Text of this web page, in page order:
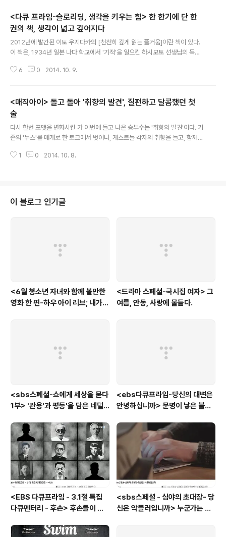
<다큐 프라임-슬로리딩, 생각을 키우는 힘> 한 한기에 단 한
권의 책, 생각이 넓고 깊어지다
2012년에 발간된 이토 우지다카의 [천천히 깊게 읽는 즐거움]이란 책이 있다.
이 책은, 1934년 일본 나다 학교에서 '기적'을 일으킨 하시모토 선생님의 독서
공이 되어 책을 읽는 방법으로, 3년 간 단 한권의 책을 읽는 독서법을 택한다. 그
설 은수저를 읽어내려가고, 학생들은 책을 천천히 따라 읽어가며, 그 내용과 거
기에 나오는 단어들을 추적하며 때론 샛길로 빠져들며, 철저하게 음미하게 자신
의 것으로 만들어 간다. (사진; spicy curry님 블로그) 그리고 올해 3월 새로
운..
6 0 2014. 10. 9.
<매직아이> 돌고 돌아 '취향의 발견', 질펀하고 달콤했던 첫
술
다시 한번 포맷을 변화시킨 가 이번에 들고 나온 승부수는 '취향의 발견'이다. 기
존의 '뉴스'를 매개로 한 토크에서 벗어나, 게스트들 각자의 취향을 들고, 함께
견'을 발견해줄 게스트로, 생고기 회를 즐기는 이원종, 청소 매니아 허지웅, 물에
른 자신만의 취향을 전한다. 그리고 이런 이원종의 취향을 소개하기 위해, 마장
동에서 대를 이어 가업을 이어가는 고기 소믈리에의 꽃살회가 등장하고, 이어
1 0 2014. 10. 8.
이 블로그 인기글
<6월 청소년 자녀와 함께 볼만한
영화 한 편-하우 아이 리브; 내가
<드라마 스페셜-국시집 여자> 그
여름, 안동, 사랑에 물들다.
<sbs스폐셜-쇼에게 세상을 묻다
1부> '관용'과 평등'을 담은 네덜
<ebs다큐프라임-당신의 대변은
안녕하십니까> 문명이 낳은 불치
<EBS 다큐프라임 - 3.1절 특집
다큐멘터리 - 후손> 후손들이 말
고 후손들이 짊어진 삶의 무게
<sbs스페셜 - 심야의 초대장- 당
신은 악플러입니까> 누군가는 강